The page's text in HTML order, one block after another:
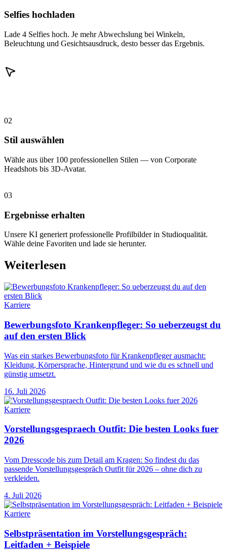
Selfies hochladen
Lade 4 Selfies hoch. Je mehr Abwechslung bei Winkeln,
Beleuchtung und Gesichtsausdruck, desto besser das Ergebnis.
02
Stil auswählen
Wähle aus über 100 professionellen Stilen — von Corporate
Headshots bis 3D-Avatar.
03
Ergebnisse erhalten
Unsere KI generiert professionelle Profilbilder in Studioqualität.
Wähle deine Favoriten und lade sie herunter.
Weiterlesen
Karriere
Bewerbungsfoto Krankenpfleger: So ueberzeugst du
auf den ersten Blick
Was ein starkes Bewerbungsfoto für Krankenpfleger ausmacht:
Kleidung, Körpersprache, Hintergrund und wie du es schnell und
günstig umsetzt.
16. Juli 2026
Karriere
Vorstellungsgespraech Outfit: Die besten Looks fuer
2026
Vom Dresscode bis zum Detail am Kragen: So findest du das
passende Vorstellungsgespräch Outfit für 2026 – ohne dich zu
verkleiden.
4. Juli 2026
Karriere
Selbstpräsentation im Vorstellungsgespräch:
Leitfaden + Beispiele